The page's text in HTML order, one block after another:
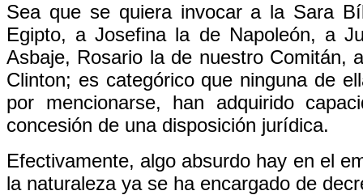
Sea que se quiera invocar a la Sara
Egipto, a Josefina la de Napoleón, a
Asbaje, Rosario la de nuestro Comitán,
Clinton; es categórico que ninguna de
por mencionarse, han adquirido
concesión de una disposición jurídica.
Efectivamente, algo absurdo hay en el
la naturaleza ya se ha encargado de